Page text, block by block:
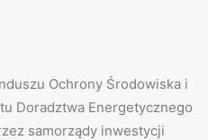
Ochrony Środowiska i
Doradztwa Energetycznego
samorządy inwestycji